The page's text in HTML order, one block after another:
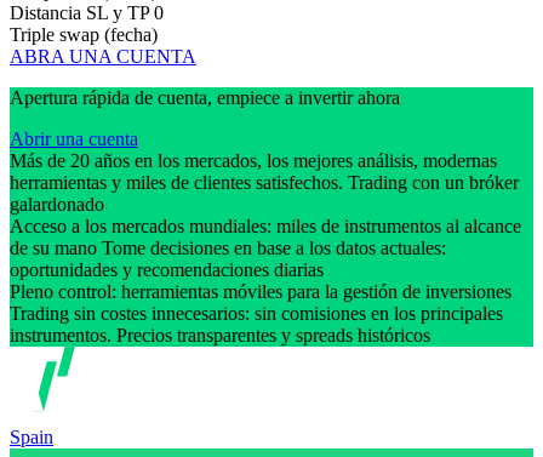
Distancia SL y TP 0
Triple swap (fecha)
ABRA UNA CUENTA
Apertura rápida de cuenta, empiece a invertir ahora
Abrir una cuenta
Más de 20 años en los mercados, los mejores análisis, modernas
herramientas y miles de clientes satisfechos. Trading con un bróker
galardonado
Acceso a los mercados mundiales: miles de instrumentos al alcance
de su mano Tome decisiones en base a los datos actuales:
oportunidades y recomendaciones diarias
Pleno control: herramientas móviles para la gestión de inversiones
Trading sin costes innecesarios: sin comisiones en los principales
instrumentos. Precios transparentes y spreads históricos
Spain